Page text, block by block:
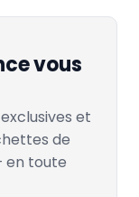
vous
et
de
en toute